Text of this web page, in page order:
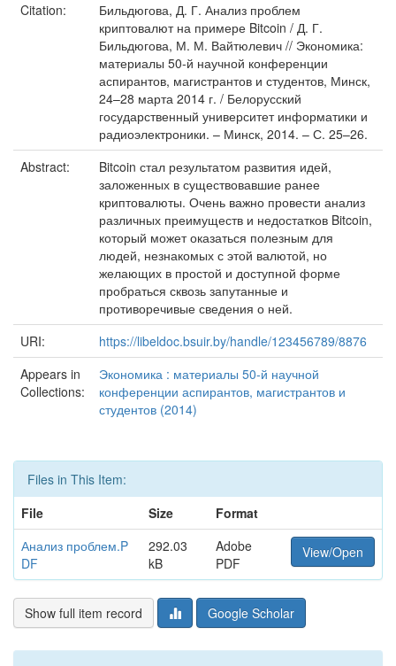
Citation:
Бильдюгова, Д. Г. Анализ проблем
криптовалют на примере Bitcoin / Д. Г.
Бильдюгова, М. М. Вайтюлевич // Экономика:
материалы 50-й научной конференции
аспирантов, магистрантов и студентов, Минск,
24–28 марта 2014 г. / Белорусский
государственный университет информатики и
радиоэлектроники. – Минск, 2014. – С. 25–26.
Abstract:
Bitcoin стал результатом развития идей,
заложенных в существовавшие ранее
криптовалюты. Очень важно провести анализ
различных преимуществ и недостатков Bitcoin,
который может оказаться полезным для
людей, незнакомых с этой валютой, но
желающих в простой и доступной форме
пробраться сквозь запутанные и
противоречивые сведения о ней.
URI:
https://libeldoc.bsuir.by/handle/123456789/8876
Appears in
Collections:
Экономика : материалы 50-й научной
конференции аспирантов, магистрантов и
студентов (2014)
Files in This Item:
File
Size
Format
Анализ проблем.P
DF
292.03
kB
Adobe
PDF
View/Open
Show full item record Google Scholar